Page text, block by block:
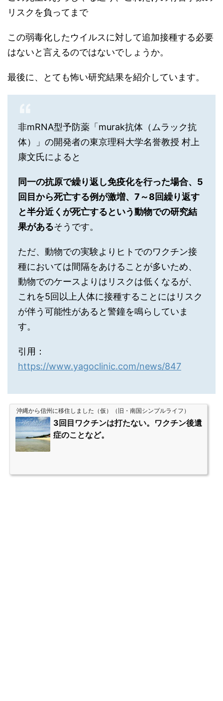
リスクを負ってまで
この弱毒化したウイルスに対して追加接種する必要
はないと言えるのではないでしょうか。
最後に、とても怖い研究結果を紹介しています。
非mRNA型予防薬「murak抗体（ムラック抗
体）」の開発者の東京理科大学名誉教授 村上
康文氏によると
同一の抗原で繰り返し免疫化を行った場合、5
回目から死亡する例が激増、7～8回繰り返す
と半分近くが死亡するという動物での研究結
果があるそうです。
ただ、動物での実験よりヒトでのワクチン接
種においては間隔をあけることが多いため、
動物でのケースよりはリスクは低くなるが、
これを5回以上人体に接種することにはリスク
が伴う可能性があると警鐘を鳴らしていま
す。
引用：
https://www.yagoclinic.com/news/847
沖縄から信州に移住しました（仮）（旧・南国シンプルライフ）
3回目ワクチンは打たない。ワクチン後遺
症のことなど。